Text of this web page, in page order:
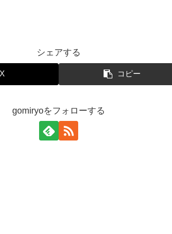
シェアする
X コピー
gomiryoをフォローする